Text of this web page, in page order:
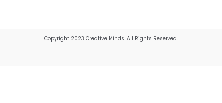
Copyright 2023 Creative Minds. All Rights Reserved.